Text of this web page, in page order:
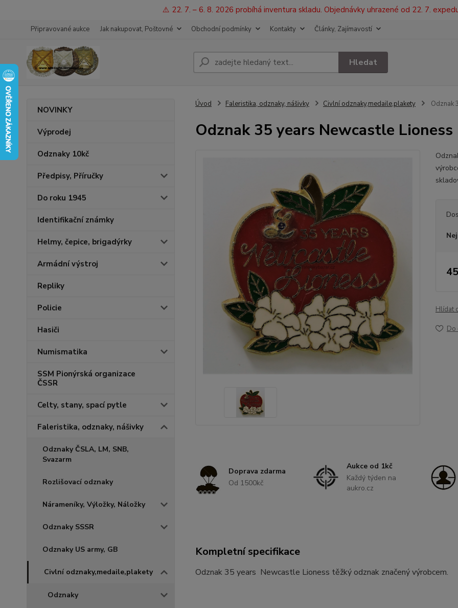
⚠️ 22. 7. – 6. 8. 2026 probíhá inventura skladu. Objednávky uhrazené od 22. 7.
Připravované aukce Jak nakupovat, Poštovné Obchodní podmínky Kontakty Články, Zajímavostí
Hledat
NOVINKY
Výprodej
Odznaky 10kč
Předpisy, Příručky
Do roku 1945
Identifikační známky
Helmy, čepice, brigadýrky
Armádní výstroj
Repliky
Policie
Hasiči
Numismatika
SSM Pionýrská organizace
ČSSR
Celty, stany, spací pytle
Faleristika, odznaky, nášivky
Odznaky ČSLA, LM, SNB,
Svazarm
Rozlišovací odznaky
Nárameníky, Výložky, Náložky
Odznaky SSSR
Odznaky US army, GB
Civlní odznaky,medaile,plakety
Odznaky
Úvod Faleristika, odznaky, nášivky Civlní odznaky,medaile,plakety Odznak
Odznak 35 years Newcastle Lioness
Hlídat
Do
Doprava zdarma
Od 1500kč
Aukce od 1kč
Každý týden na
aukro.cz
Kompletní specifikace
Odznak 35 years Newcastle Lioness těžký odznak značený výrobcem.